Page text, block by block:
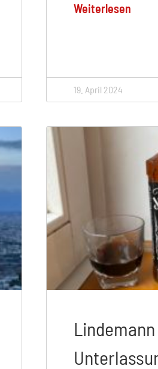
Weiterlesen
19. April 2024